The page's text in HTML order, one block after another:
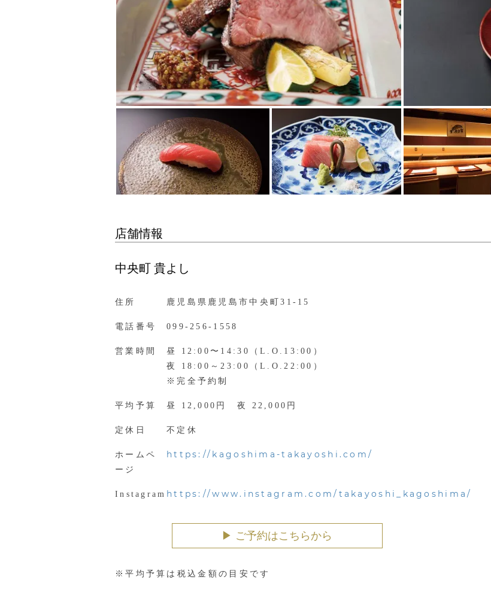
店舗情報
中央町 貴よし
住所 鹿児島県鹿児島市中央町31-15
電話番号 099-256-1558
営業時間
昼 12:00〜14:30（L.O.13:00）
夜 18:00～23:00（L.O.22:00）
※完全予約制
平均予算 昼 12,000円 夜 22,000円
定休日 不定休
ホームペ
ージ
https://kagoshima-takayoshi.com/
Instagram https://www.instagram.com/takayoshi_kagoshima/
▶︎ ご予約はこちらから
※平均予算は税込金額の目安です